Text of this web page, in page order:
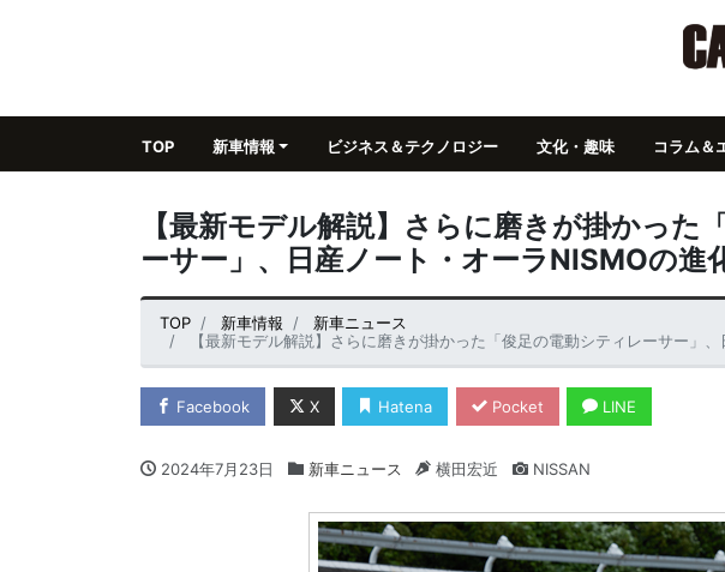
TOP 新車情報 ビジネス＆テクノロジー 文化・趣味 コラム＆
【最新モデル解説】さらに磨きが掛かった
ーサー」、日産ノート・オーラNISMOの進
TOP 新車情報
新車ニュース
【最新モデル解説】さらに磨きが掛かった「俊足の電動シティレーサー」、日
Facebook X Hatena Pocket LINE
2024年7月23日 新車ニュース 横田宏近 NISSAN